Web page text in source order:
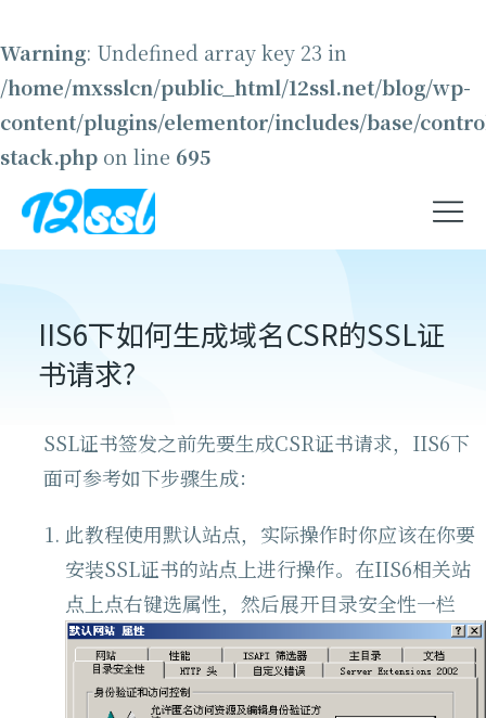
Warning: Undefined array key 23 in
/home/mxsslcn/public_html/12ssl.net/blog/wp-
content/plugins/elementor/includes/base/
stack.php on line 695
IIS6下如何生成域名CSR的SSL证
书请求?
SSL证书签发之前先要生成CSR证书请求，IIS6下
面可参考如下步骤生成：
此教程使用默认站点，实际操作时你应该在你要
安装SSL证书的站点上进行操作。在IIS6相关站
点上点右键选属性，然后展开目录安全性一栏